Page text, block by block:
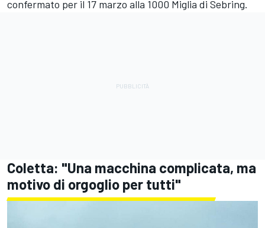
confermato per il 17 marzo alla 1000 Miglia di Sebring.
Coletta: "Una macchina complicata, ma
motivo di orgoglio per tutti"